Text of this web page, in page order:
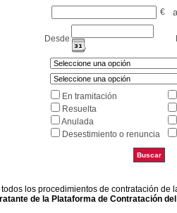
€
Desde
En tramitación
Resuelta
Anulada
Desestimiento o renuncia
los procedimientos de contratación de
de la Plataforma de Contratación